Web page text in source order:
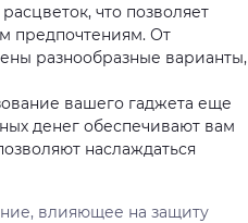
что позволяет
предпочтениям. От
разнообразные варианты,
вашего гаджета еще
денег обеспечивают вам
наслаждаться
влияющее на защиту